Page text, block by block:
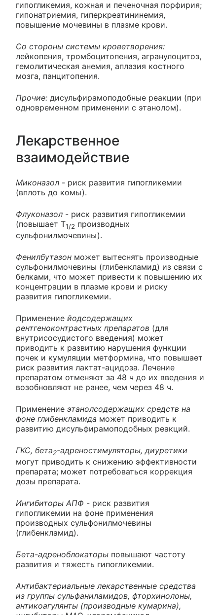
гипогликемия, кожная и печеночная порфирия;
гипонатриемия, гиперкреатининемия,
повышение мочевины в плазме крови.
Со стороны системы кроветворения:
лейкопения, тромбоцитопения, агранулоцитоз,
гемолитическая анемия, аплазия костного
мозга, панцитопения.
Прочие: дисульфирамоподобные реакции (при
одновременном применении с этанолом).
Лекарственное
взаимодействие
Миконазол - риск развития гипогликемии
(вплоть до комы).
Флуконазол - риск развития гипогликемии
(повышает T1/2 производных
сульфонилмочевины).
Фенилбутазон может вытеснять производные
сульфонилмочевины (глибенкламид) из связи с
белками, что может привести к повышению их
концентрации в плазме крови и риску
развития гипогликемии.
Применение йодсодержащих
рентгеноконтрастных препаратов (для
внутрисосудистого введения) может
приводить к развитию нарушения функции
почек и кумуляции метформина, что повышает
риск развития лактат-ацидоза. Лечение
препаратом отменяют за 48 ч до их введения и
возобновляют не ранее, чем через 48 ч.
Применение этанолсодержащих средств на
фоне глибенкламида может приводить к
развитию дисульфирамоподобных реакций.
ГКС, бета2-адреностимуляторы, диуретики
могут приводить к снижению эффективности
препарата; может потребоваться коррекция
дозы препарата.
Ингибиторы АПФ - риск развития
гипогликемии на фоне применения
производных сульфонилмочевины
(глибенкламид).
Бета-адреноблокаторы повышают частоту
развития и тяжесть гипогликемии.
Антибактериальные лекарственные средства
из группы сульфаниламидов, фторхинолоны,
антикоагулянты (производные кумарина),